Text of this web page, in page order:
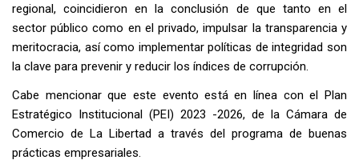
regional, coincidieron en la conclusión de que tanto en el
sector público como en el privado, impulsar la transparencia y
meritocracia, así como implementar políticas de integridad son
la clave para prevenir y reducir los índices de corrupción.
Cabe mencionar que este evento está en línea con el Plan
Estratégico Institucional (PEI) 2023 -2026, de la Cámara de
Comercio de La Libertad a través del programa de buenas
prácticas empresariales.